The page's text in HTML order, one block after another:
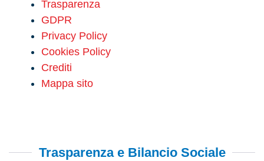
Trasparenza
GDPR
Privacy Policy
Cookies Policy
Crediti
Mappa sito
Trasparenza e Bilancio Sociale